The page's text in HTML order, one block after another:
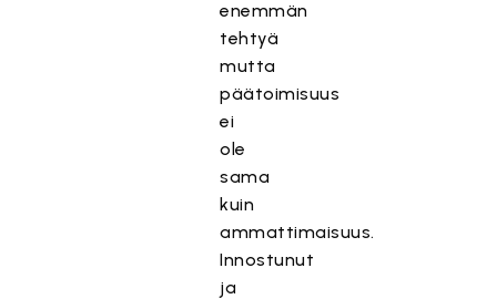
enemmän
tehtyä
mutta
päätoimisuus
ei
ole
sama
kuin
ammattimaisuus.
Innostunut
ja